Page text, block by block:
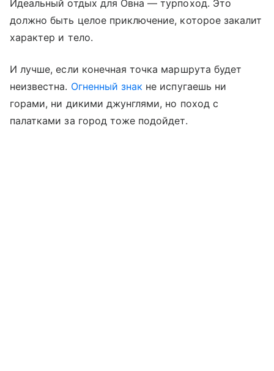
Идеальный отдых для Овна — турпоход. Это
должно быть целое приключение, которое закалит
характер и тело.
И лучше, если конечная точка маршрута будет
неизвестна. Огненный знак не испугаешь ни
горами, ни дикими джунглями, но поход с
палатками за город тоже подойдет.